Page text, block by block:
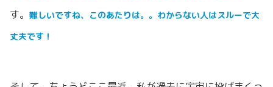
す。 難しいですね、このあたりは。。わからない人はスルーで大
丈夫です！